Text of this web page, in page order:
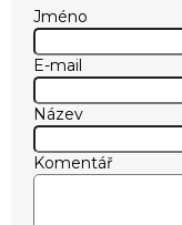
Jméno
E-mail
Název
Komentář